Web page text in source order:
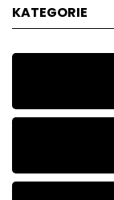
KATEGORIE